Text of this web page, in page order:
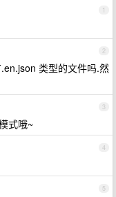
1
2
类型的文件吗.然
3
式哦~
4
5